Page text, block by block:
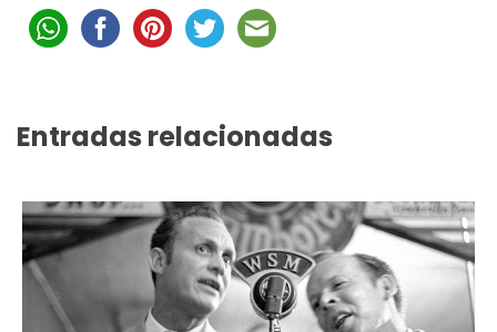
Entradas relacionadas